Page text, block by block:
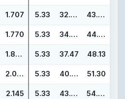
1.707 5.33 32.69 43.35
1.770 5.33 34.29 44.95
1.895 5.33 37.47 48.13
2.020 5.33 40.64 51.30
2.145 5.33 43.82 54.48